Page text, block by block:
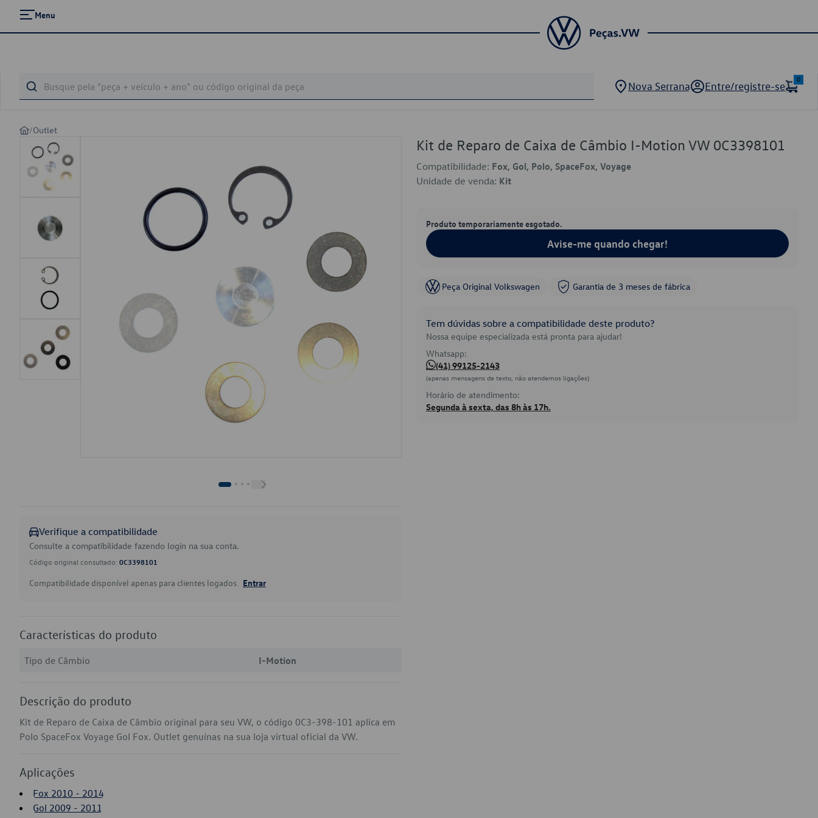
Menu
Nova Serrana Entre/registre-se
0
/Outlet
Verifique a compatibilidade
Consulte a compatibilidade fazendo login na sua conta.
Código original consultado: 0C3398101
Compatibilidade disponível apenas para clientes logados. Entrar
Características do produto
Tipo de Câmbio I-Motion
Descrição do produto
Kit de Reparo de Caixa de Câmbio original para seu VW, o código 0C3-398-101 aplica em
Polo SpaceFox Voyage Gol Fox. Outlet genuínas na sua loja virtual oficial da VW.
Aplicações
Fox 2010 - 2014
Gol 2009 - 2011
Kit de Reparo de Caixa de Câmbio I-Motion VW 0C3398101
Compatibilidade: Fox, Gol, Polo, SpaceFox, Voyage
Unidade de venda: Kit
Produto temporariamente esgotado.
Avise-me quando chegar!
Peça Original Volkswagen Garantia de 3 meses de fábrica
Tem dúvidas sobre a compatibilidade deste produto?
Nossa equipe especializada está pronta para ajudar!
Whatsapp:
(41) 99125-2143
(apenas mensagens de texto, não atendemos ligações)
Horário de atendimento:
Segunda à sexta, das 8h às 17h.